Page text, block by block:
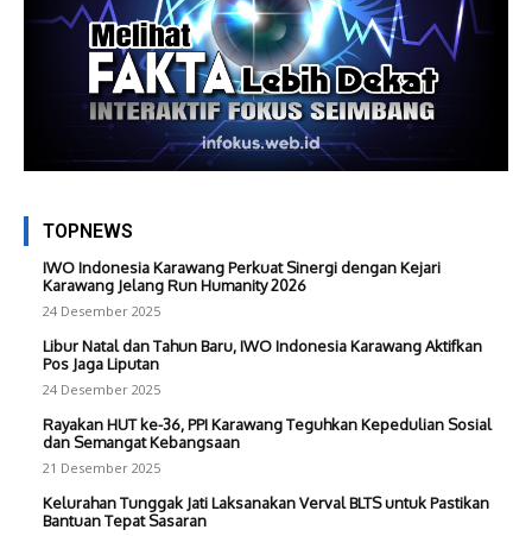
TOPNEWS
IWO Indonesia Karawang Perkuat Sinergi dengan Kejari
Karawang Jelang Run Humanity 2026
24 Desember 2025
Libur Natal dan Tahun Baru, IWO Indonesia Karawang Aktifkan
Pos Jaga Liputan
24 Desember 2025
Rayakan HUT ke-36, PPI Karawang Teguhkan Kepedulian Sosial
dan Semangat Kebangsaan
21 Desember 2025
Kelurahan Tunggak Jati Laksanakan Verval BLTS untuk Pastikan
Bantuan Tepat Sasaran